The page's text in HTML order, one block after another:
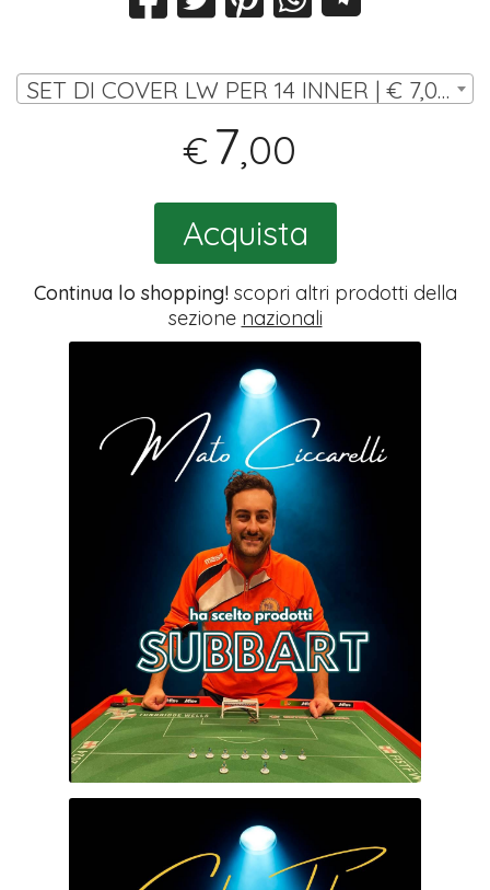
SET DI COVER LW PER 14 INNER | € 7,00
€ 7,00
Acquista
Continua lo shopping!scopri altri prodotti della
sezione nazionali